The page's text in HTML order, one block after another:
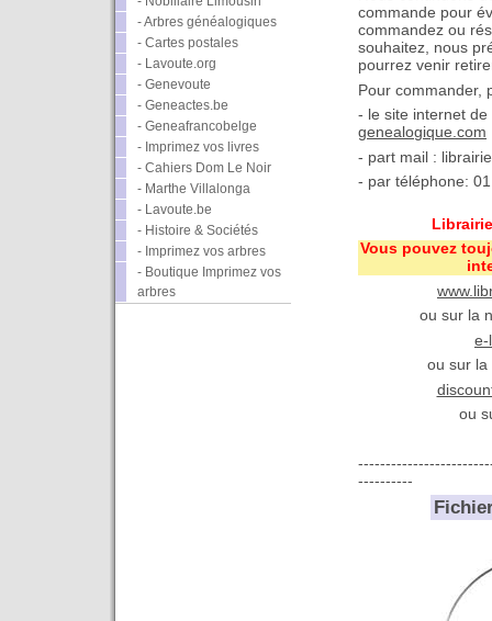
- Arbres généalogiques
- Cartes postales
- Lavoute.org
- Genevoute
- Geneactes.be
- Geneafrancobelge
- Imprimez vos livres
- Cahiers Dom Le Noir
- Marthe Villalonga
- Lavoute.be
- Histoire & Sociétés
- Imprimez vos arbres
- Boutique Imprimez vos
arbres
commande pour
commandez ou
souhaitez, nous
pourrez venir
Pour commander,
- le site internet
genealogique.com
- part mail :
- par téléphone:
Vous pouvez
ou sur la
e-
ou sur la
ou
----------